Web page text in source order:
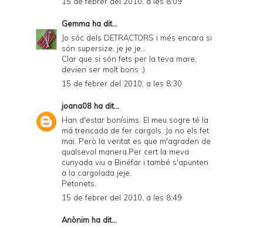
Gemma ha dit...
Jo sóc dels DETRACTORS i més encara si
són supersize, je je je...
Clar que si són fets per la teva mare,
devien ser molt bons ;)
15 de febrer del 2010, a les 8:30
joana08 ha dit...
Han d'estar bonísims. El meu sogre té la
má trencada de fer cargols. Jo no els fet
mai. Però la veritat es que m'agraden de
qualsevol manera.Per cert la meva
cunyada viu a Binéfar i també s'apunten
a la cargolada jeje.
Petonets.
15 de febrer del 2010, a les 8:49
Anònim ha dit...